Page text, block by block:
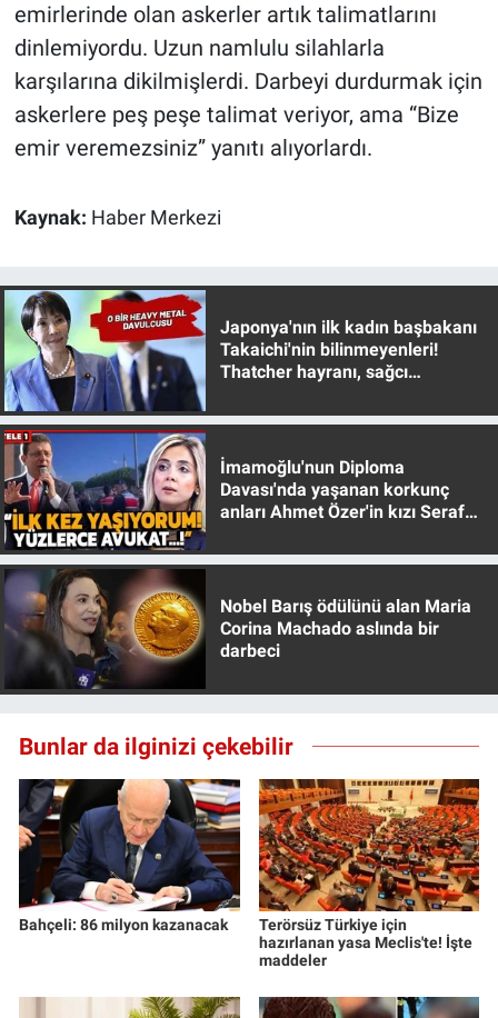
emirlerinde olan askerler artık talimatlarını
dinlemiyordu. Uzun namlulu silahlarla
karşılarına dikilmişlerdi. Darbeyi durdurmak için
askerlere peş peşe talimat veriyor, ama “Bize
emir veremezsiniz” yanıtı alıyorlardı.
Kaynak: Haber Merkezi
Japonya'nın ilk kadın başbakanı
Takaichi'nin bilinmeyenleri!
Thatcher hayranı, sağcı
İmamoğlu'nun Diploma
Davası'nda yaşanan korkunç
anları Ahmet Özer'in kızı Seraf
Nobel Barış ödülünü alan Maria
Corina Machado aslında bir
darbeci
Bunlar da ilginizi çekebilir
Bahçeli: 86 milyon kazanacak
Terörsüz Türkiye için
hazırlanan yasa Meclis'te! İşte
maddeler
Nedir
Popüler
Programlar
Teknoloji
Türkiye'nin Geleceği
Türkiye'nin Gündemi
Yerel Gündem
Yerel Yaşam
Canlı Yayın